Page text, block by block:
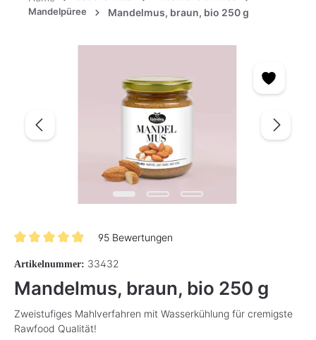
Mandelpüree
Mandelmus, braun, bio 250 g
95 Bewertungen
Artikelnummer: 33432
Mandelmus, braun, bio 250 g
Zweistufiges Mahlverfahren mit Wasserkühlung für cremigste
Rawfood Qualität!